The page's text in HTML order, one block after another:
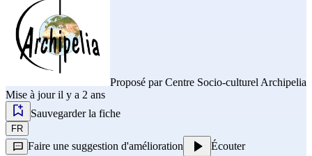
Proposé par Centre Socio-culturel Archipelia
Mise à jour il y a 2 ans
Sauvegarder la fiche
FR
Faire une suggestion d'amélioration Écouter